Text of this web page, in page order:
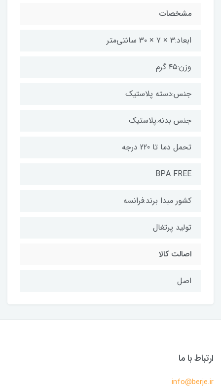
مشخصات
ابعاد:۳ × ۷ × ۳۰ سانتی‌متر
وزن:۴۵ گرم
جنس:دسته پلاستیک
جنس بدنه:پلاستیک
تحمل دما تا 220 درجه
BPA FREE
کشور مبدا برند:فرانسه
تولید پرتغال
اصالت کالا
اصل
ارتباط با ما
info@berje.ir